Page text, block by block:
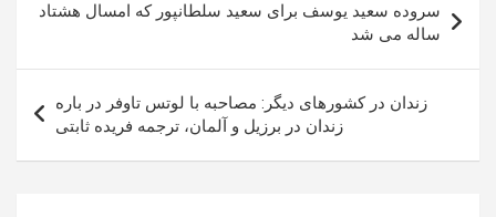
نوشته
سروده سعید یوسف برای سعید سلطانپور که امسال هشتاد
ساله می شد
زندان در کشورهای دیگر: مصاحبه با لوتس تاوفر در باره
زندان در برزیل و آلمان، ترجمه فریده ثابتی